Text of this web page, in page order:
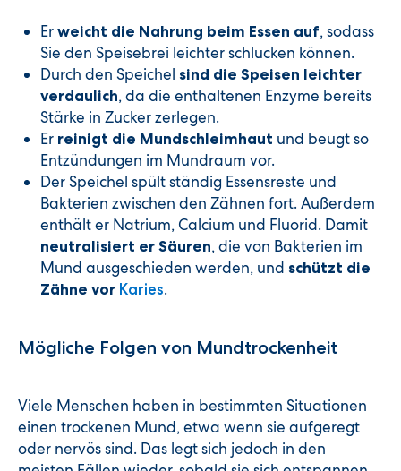
Er weicht die Nahrung beim Essen auf, sodass
Sie den Speisebrei leichter schlucken können.
Durch den Speichel sind die Speisen leichter
verdaulich, da die enthaltenen Enzyme bereits
Stärke in Zucker zerlegen.
Er reinigt die Mundschleimhaut und beugt so
Entzündungen im Mundraum vor.
Der Speichel spült ständig Essensreste und
Bakterien zwischen den Zähnen fort. Außerdem
enthält er Natrium, Calcium und Fluorid. Damit
neutralisiert er Säuren, die von Bakterien im
Mund ausgeschieden werden, und schützt die
Zähne vor Karies.
Mögliche Folgen von Mundtrockenheit
Viele Menschen haben in bestimmten Situationen
einen trockenen Mund, etwa wenn sie aufgeregt
oder nervös sind. Das legt sich jedoch in den